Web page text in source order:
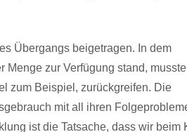
Übergangs beigetragen. In dem
Menge zur Verfügung stand, musste
zum Beispiel, zurückgreifen. Die
mit all ihren
ist die Tatsache, dass wir beim